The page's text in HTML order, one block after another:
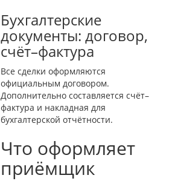
Бухгалтерские
документы: договор,
счёт–фактура
Все сделки оформляются
официальным договором.
Дополнительно составляется счёт–
фактура и накладная для
бухгалтерской отчётности.
Что оформляет
приёмщик